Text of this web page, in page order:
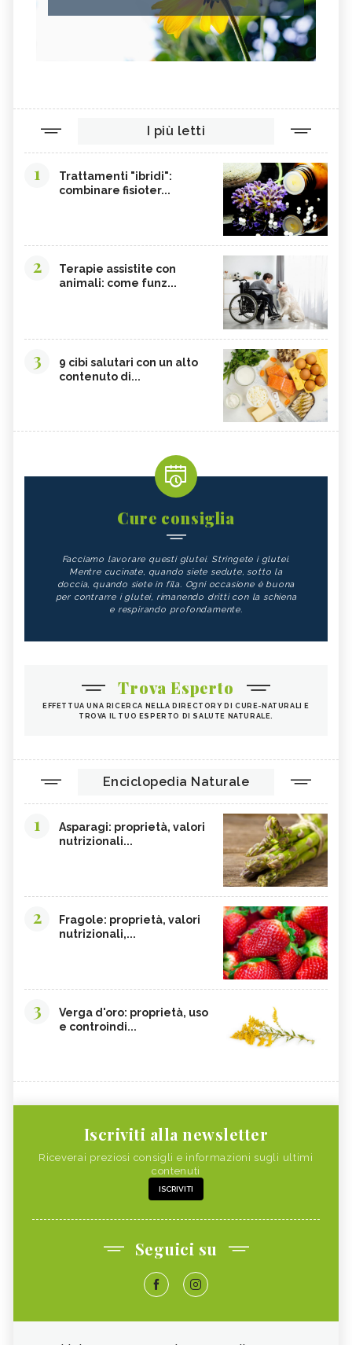
I più letti
1
Trattamenti "ibridi":
combinare fisioter...
2
Terapie assistite con
animali: come funz...
3
9 cibi salutari con un alto
contenuto di...
Cure consiglia
Facciamo lavorare questi glutei. Stringete i glutei.
Mentre cucinate, quando siete sedute, sotto la
doccia, quando siete in fila. Ogni occasione è buona
per contrarre i glutei, rimanendo dritti con la schiena
e respirando profondamente.
Trova Esperto
EFFETTUA UNA RICERCA NELLA DIRECTORY DI CURE-NATURALI E
TROVA IL TUO ESPERTO DI SALUTE NATURALE.
Enciclopedia Naturale
1
Asparagi: proprietà, valori
nutrizionali...
2
Fragole: proprietà, valori
nutrizionali,...
3
Verga d'oro: proprietà, uso
e controindi...
Iscriviti alla newsletter
Riceverai preziosi consigli e informazioni sugli ultimi
contenuti
ISCRIVITI
Seguici su